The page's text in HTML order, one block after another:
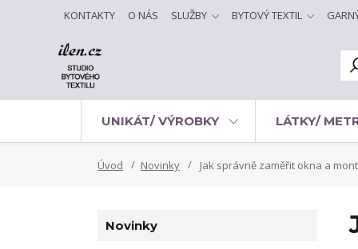
KONTAKTY O NÁS SLUŽBY BYTOVÝ TEXTIL
UNIKÁT/ VÝROBKY LÁTKY/
Úvod Novinky Jak správně zaměřit okna a
Novinky